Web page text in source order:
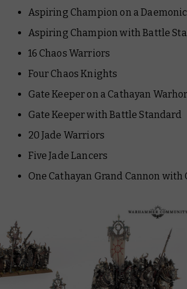
Aspiring Champion on a
Aspiring Champion with Battle
16 Chaos Warriors
Four Chaos Knights
Gate Keeper on a Cathayan
Gate Keeper with Battle Standard
20 Jade Warriors
Five Jade Lancers
One Cathayan Grand Cannon